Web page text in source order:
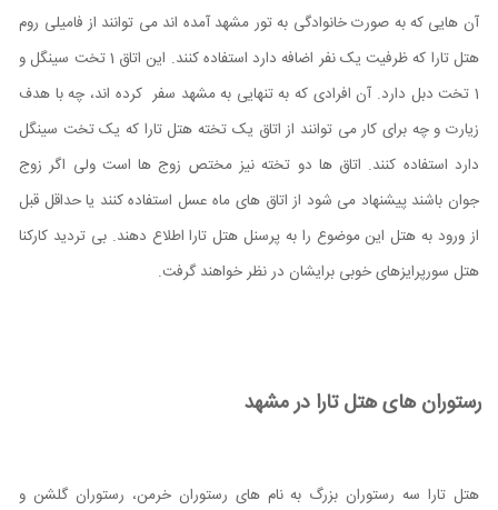
آن هایی که به صورت خانوادگی به تور مشهد آمده اند می توانند از فامیلی روم
هتل تارا که ظرفیت یک نفر اضافه دارد استفاده کنند. این اتاق 1 تخت سینگل و
1 تخت دبل دارد. آن افرادی که به تنهایی به مشهد سفر کرده اند، چه با هدف
زیارت و چه برای کار می توانند از اتاق یک تخته هتل تارا که یک تخت سینگل
دارد استفاده کنند. اتاق ها دو تخته نیز مختص زوج ها است ولی اگر زوج
جوان باشند پیشنهاد می شود از اتاق های ماه عسل استفاده کنند یا حداقل قبل
از ورود به هتل این موضوع را به پرسنل هتل تارا اطلاع دهند. بی تردید کارکنا
هتل سورپرایزهای خوبی برایشان در نظر خواهند گرفت.
رستوران های هتل تارا در مشهد
هتل تارا سه رستوران بزرگ به نام های رستوران خرمن، رستوران گلشن و